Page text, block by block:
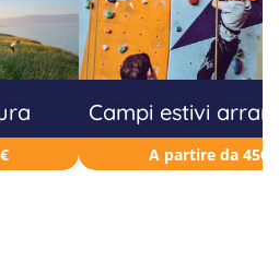
Campi estivi
A partire da 450